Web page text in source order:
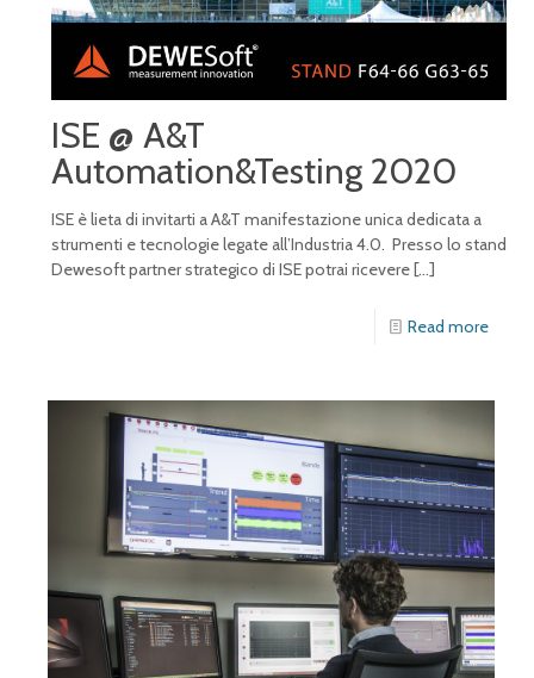
ISE @ A&T
Automation&Testing 2020
ISE è lieta di invitarti a A&T manifestazione unica dedicata a
strumenti e tecnologie legate all’Industria 4.0. Presso lo stand
Dewesoft partner strategico di ISE potrai ricevere[…]
Read more